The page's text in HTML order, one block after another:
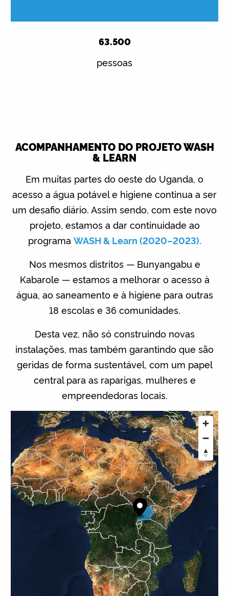
63.500
pessoas
ACOMPANHAMENTO DO PROJETO WASH
& LEARN
Em muitas partes do oeste do Uganda, o
acesso a água potável e higiene continua a ser
um desafio diário. Assim sendo, com este novo
projeto, estamos a dar continuidade ao
programa WASH & Learn (2020–2023).
Nos mesmos distritos — Bunyangabu e
Kabarole — estamos a melhorar o acesso à
água, ao saneamento e à higiene para outras
18 escolas e 36 comunidades.
Desta vez, não só construindo novas
instalações, mas também garantindo que são
geridas de forma sustentável, com um papel
central para as raparigas, mulheres e
empreendedoras locais.